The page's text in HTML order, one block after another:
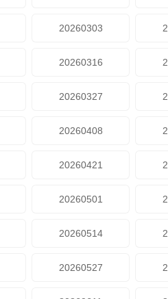
20260303
20260316
20260327
20260408
20260421
20260501
20260514
20260527